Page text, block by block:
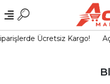
Ücretsiz Kargo!